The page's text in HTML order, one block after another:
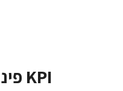
KPI פיננסים בע"מ